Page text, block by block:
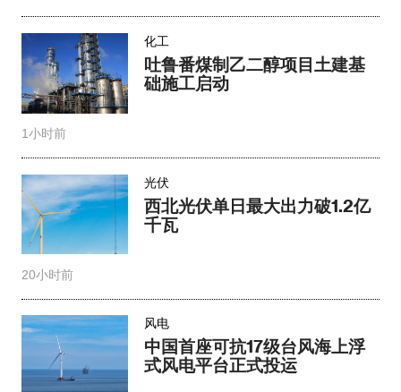
化工
吐鲁番煤制乙二醇项目土建基
础施工启动
1小时前
光伏
西北光伏单日最大出力破1.2亿
千瓦
20小时前
风电
中国首座可抗17级台风海上浮
式风电平台正式投运